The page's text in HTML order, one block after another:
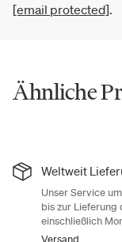
[email protected].
Ähnliche
Weltweit
Unser Service
bis zur Lieferung
einschließlich
Versand